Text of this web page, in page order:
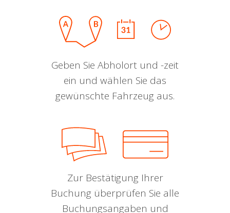
Geben Sie Abholort und -zeit
ein und wählen Sie das
gewünschte Fahrzeug aus.
Zur Bestätigung Ihrer
Buchung überprüfen Sie alle
Buchungsangaben und